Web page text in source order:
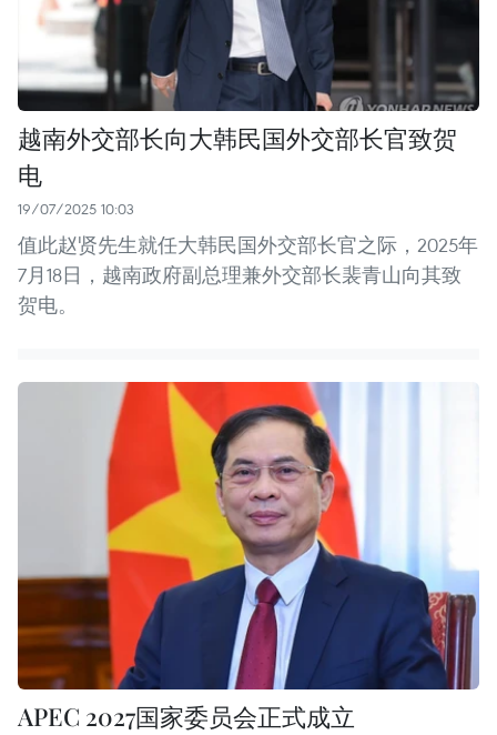
越南外交部长向大韩民国外交部长官致贺
电
19/07/2025 10:03
值此赵贤先生就任大韩民国外交部长官之际，2025年
7月18日，越南政府副总理兼外交部长裴青山向其致
贺电。
APEC 2027国家委员会正式成立